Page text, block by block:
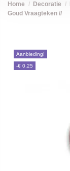
Home Decoratie
Goud Vraagteken //
Aanbieding!
-€ 0,25